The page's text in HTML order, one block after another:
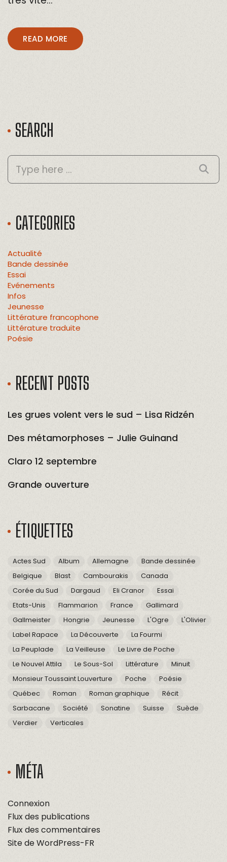
READ MORE
SEARCH
CATEGORIES
Actualité
Bande dessinée
Essai
Evénements
Infos
Jeunesse
Littérature francophone
Littérature traduite
Poésie
RECENT POSTS
Les grues volent vers le sud – Lisa Ridzén
Des métamorphoses – Julie Guinand
Claro 12 septembre
Grande ouverture
ÉTIQUETTES
Actes Sud Album Allemagne
Bande dessinée
Belgique
Blast Cambourakis
Canada
Corée du Sud
Dargaud Eli Cranor
Essai
Etats-Unis
Flammarion France
Gallimard
Gallmeister
Hongrie Jeunesse L'Ogre
L'Olivier
Label Rapace
La Découverte
La Fourmi
La Peuplade
La Veilleuse
Le Livre de Poche
Le Nouvel Attila
Le Sous-Sol Littérature
Minuit
Monsieur Toussaint Louverture
Poche
Poésie
Québec
Roman Roman graphique
Récit
Sarbacane
Société Sonatine Suisse
Suède
Verdier
Verticales
MÉTA
Connexion
Flux des publications
Flux des commentaires
Site de WordPress-FR